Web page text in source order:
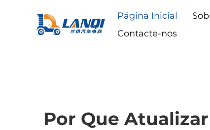
Página Inicial
Contacte-nos
Por Que